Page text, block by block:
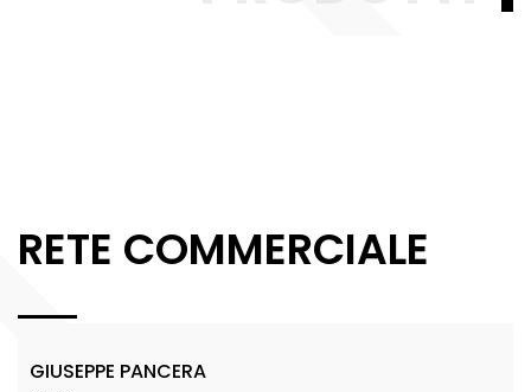
RETE COMMERCIALE
GIUSEPPE PANCERA